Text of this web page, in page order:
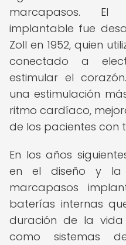
marcapasos. El
implantable fue
Zoll en 1952, quien
conectado a
estimular el
una estimulación
ritmo cardíaco,
de los pacientes con
En los años
en el diseño y la
marcapasos
baterías internas
duración de la
como sistemas